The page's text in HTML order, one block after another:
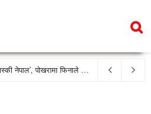
निलक्सणा श्रेष्ठ बनिन् ‘मिस कास्की नेपाल’, पोखरामा फिनाले भव्य रूपमा सम्पन्न